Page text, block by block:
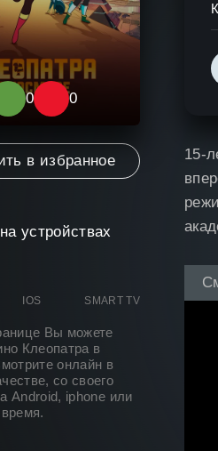
0 0
в избранное
устройствах
IOS SMART TV
Вы можете
Клеопатра в
онлайн в
со своего
Android, iphone или
15-